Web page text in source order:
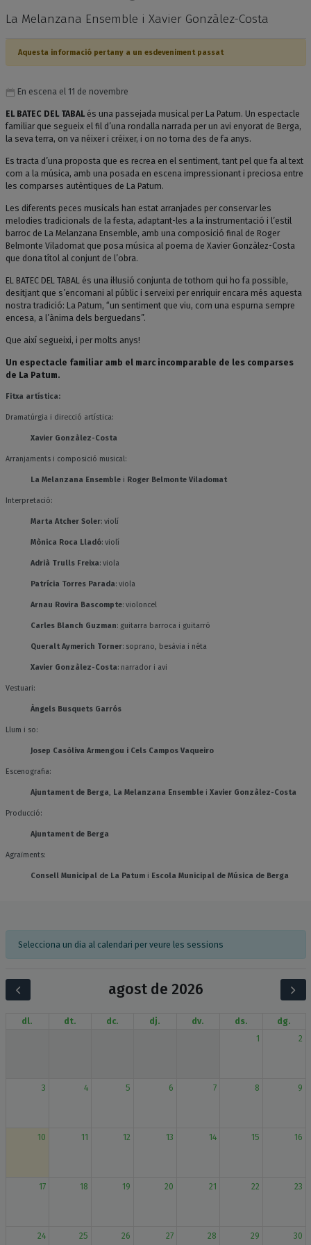
La Melanzana Ensemble i Xavier Gonzàlez-Costa
Aquesta informació pertany a un esdeveniment passat
En escena el 11 de novembre
EL BATEC DEL TABALés una passejada musical per La Patum. Un espectacle
familiar que segueix el fil d’una rondalla narrada per un avi enyorat de Berga,
la seva terra, on va néixer i créixer, i on no torna des de fa anys.
Es tracta d’una proposta que es recrea en el sentiment, tant pel que fa al text
com a la música, amb una posada en escena impressionant i preciosa entre
les comparses autèntiques de La Patum.
Les diferents peces musicals han estat arranjades per conservar les
melodies tradicionals de la festa, adaptant-les a la instrumentació i l’estil
barroc de La Melanzana Ensemble, amb una composició final de Roger
Belmonte Viladomat que posa música al poema de Xavier Gonzàlez-Costa
que dona títol al conjunt de l’obra.
EL BATEC DEL TABAL és una il·lusió conjunta de tothom qui ho fa possible,
desitjant que s’encomani al públic i serveixi per enriquir encara més aquesta
nostra tradició: La Patum, “un sentiment que viu, com una espurna sempre
encesa, a l’ànima dels berguedans”.
Que així segueixi, i per molts anys!
Un espectacle familiar amb el marc incomparable de les comparses
de La Patum.
Fitxa artística:
Dramatúrgia i direcció artística:
Xavier Gonzàlez-Costa
Arranjaments i composició musical:
La Melanzana Ensemblei Roger Belmonte Viladomat
Interpretació:
Marta Atcher Soler: violí
Mònica Roca Lladó: violí
Adrià Trulls Freixa: viola
Patrícia Torres Parada: viola
Arnau Rovira Bascompte: violoncel
Carles Blanch Guzman: guitarra barroca i guitarró
Queralt Aymerich Torner: soprano, besàvia i néta
Xavier Gonzàlez-Costa: narrador i avi
Vestuari:
Àngels Busquets Garrós
Llum i so:
Josep Casòliva Armengou i Cels Campos Vaqueiro
Escenografia:
Ajuntament de Berga, La Melanzana Ensemblei Xavier Gonzàlez-Costa
Producció:
Ajuntament de Berga
Agraïments:
Consell Municipal de La Patumi Escola Municipal de Música de Berga
Selecciona un dia al calendari per veure les sessions
agost de 2026
dl. dt. dc. dj. dv. ds.
dg.
1
2
3 4 5 6 7 8 9
10 11 12 13 14 15 16
17 18 19 20 21 22 23
24 25 26 27 28 29 30